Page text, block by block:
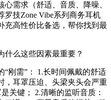
需求（舒适、音质、降噪、
罗技Zone Vibe系列商务耳机
充高性价比备选，帮你找到最
什么这些因素最重要？
“刚需”： 1.长时间佩戴的舒适
，耳罩压迫、头梁夹头会严重
是关键； 2.清晰的监听音质 ：